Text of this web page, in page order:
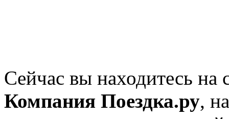
Сейчас вы находитесь на
Компания Поездка.ру,